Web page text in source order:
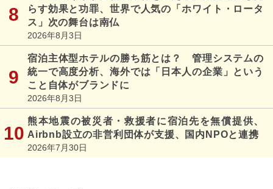
らす効果と功罪、世界で人気の「ホワイト・ロータ
ス」次の舞台は南仏
2026年8月3日
宿泊主体型ホテルの勝ち筋とは？ 管理システムの
統一で高度分析、海外では「日本人の企業」という
こと自体がブランドに
2026年8月3日
熊本地震の被災者・救援者に宿泊先を無償提供、
Airbnb設立の非営利団体が支援、国内NPOと連携
2026年7月30日